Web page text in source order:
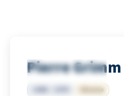
Pierre Grimm
Ukraine